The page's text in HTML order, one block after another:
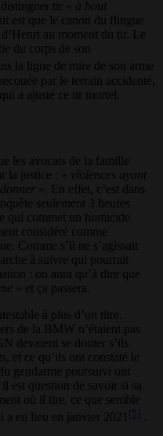
tir « à bout
est que le canon du flingue
au moment du tir. Le
du corps de son
la ligne de mire de son arme
par le terrain accidenté,
a ajusté ce tir mortel.
les avocats de la famille
la justice : «
violences ayant
». En effet, c’est dans
seulement 3 heures
qui commet un homicide
considéré comme
Comme s’il ne s’agissait
à suivre qui pourrait
: on aura qu’à dire que
» et ça passera.
à plus d’un titre.
de la BMW n’étaient pas
devaient se douter s’ils
et ce qu’ils ont constaté le
gendarme poursuivi ont
est question de savoir si sa
où il tire, ce que semble
a eu lieu en janvier 2021
[5]